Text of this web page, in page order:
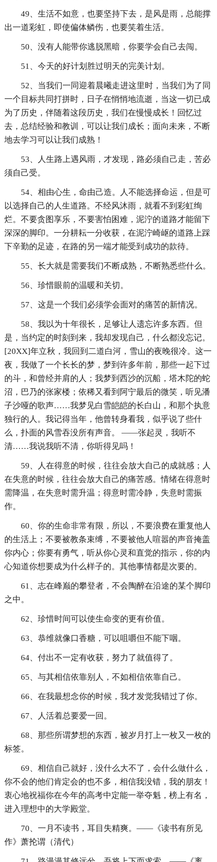
49、生活不如意，也要坚持下去，是风是雨，总能撑
出一道彩虹，即使偏体鳞伤，也要笑着生活。
50、没有人能带你逃脱黑暗，你要学会自己去闯。
51、今天的好计划胜过明天的完美计划。
52、当我们一同迎着晨曦走进这里时，当我们为了同
一个目标共同打拼时，日子在悄悄地流逝，当这一切已成
为了历史，伴随着这段历史，我们在慢慢成长！回忆过
去，总结经验和教训，可以让我们成长；面向未来，不断
地去学习可以让我们成熟！
53、人生路上遇风雨，才发现，路必须自己走，苦必
须自己受。
54、相由心生，命由己造。人不能选择命运，但是可
以选择自己的人生道路。不经风沐雨，就看不到彩虹绚
烂。不要贪图享乐，不要害怕困难，泥泞的道路才能留下
深深的脚印。一分耕耘一分收获，在泥泞崎岖的道路上踩
下辛勤的足迹，在路的另一端才能受到成功的款待。
55、长大就是需要我们不断成熟，不断熟悉些什么。
56、珍惜眼前的温暖和关切。
57、这是一个我们必须学会面对的痛苦的新情况。
58、我以为十年很长，足够让人遗忘许多东西。但
是，当约定的时刻到来，我却发现自己，什么都没忘记。
[20XX]年立秋，我回到二道白河，雪山的夜晚很冷。这一
夜，我做了一个长长的梦，梦到许多年前，那些一起下过
的斗，和曾经并肩的人；我梦到西沙的沉船，塔木陀的蛇
沼，巴乃的张家楼；依稀又看到阿宁最后的微笑，听见潘
子沙哑的歌声……我梦见白雪皑皑的长白山，和那个执意
独行的人。我记得当年，他曾转身看我，似乎说了些什
么，扑面的风雪吞没所有声音。 ——张起灵，我听不
清……我说我听不清，你听得见吗！
59、人在得意的时候，往往会放大自己的成就感；人
在失意的时候，往往会放大自己的痛苦感。情绪在得意时
需降温，在失意时需升温；得意时需冷静，失意时需振
作。
60、你的生命非常有限，所以，不要浪费在重复他人
的生活上；不要被教条束缚，不要被他人喧嚣的声音掩盖
你内心；你要有勇气，听从你心灵和直觉的指示，你的内
心知道你想要成为什么样子的。其他事情都是次要的。
61、志在峰巅的攀登者，不会陶醉在沿途的某个脚印
之中。
62、珍惜时间可以使生命变的更有价值。
63、恭维就像口香糖，可以咀嚼但不能下咽。
64、付出不一定有收获，努力了就值得了。
65、与其相信依靠别人，不如相信依靠自己。
66、在我最想念你的时候，我才发觉我错过了你。
67、人活着总要爱一回。
68、那些所谓梦想的东西，被岁月打上一枚又一枚的
标签。
69、相信自己就好，没什么大不了，会什么做什么，
你不会的他们肯定会的也不多，相信我没错，我的朋友！
衷心地祝福你在今年的高考中定能一举夺魁，榜上有名，
进入理想中的大学殿堂。
70、一月不读书，耳目失精爽。——《读书有所见
作》萧抡谓（清代）